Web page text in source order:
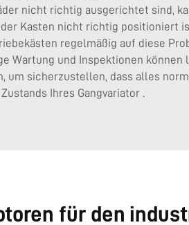
nicht richtig ausgerichtet sind,
Kasten nicht richtig positioniert
regelmäßig auf diese
Wartung und Inspektionen können
um sicherzustellen, dass alles
Ihres Gangvariator .
für den